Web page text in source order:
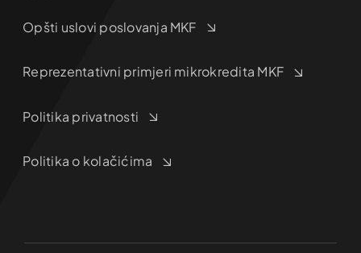
Opšti uslovi poslovanja MKF
Reprezentativni primjeri mikrokredita MKF
Politika privatnosti
Politika o kolačićima